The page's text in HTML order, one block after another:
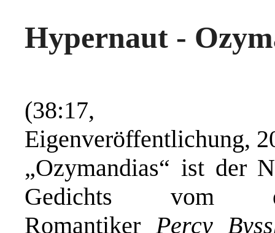
Hypernaut -
(38:17,
Eigenveröffentlichung,
„Ozymandias“ ist der
Gedichts vom
Romantiker Percy